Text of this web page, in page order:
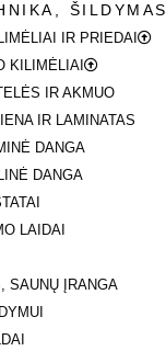
ŠILDYMAS
IR PRIEDAI
KILIMĖLIAI
IR AKMUO
IR LAMINATAS
DANGA
DANGA
LAIDAI
SAUNŲ ĮRANGA